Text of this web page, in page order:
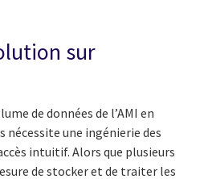
sur
de données de l’AMI en
une ingénierie des
intuitif. Alors que plusieurs
de stocker et de traiter les